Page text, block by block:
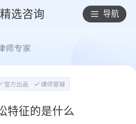
精选咨询 导航
特征的是什么